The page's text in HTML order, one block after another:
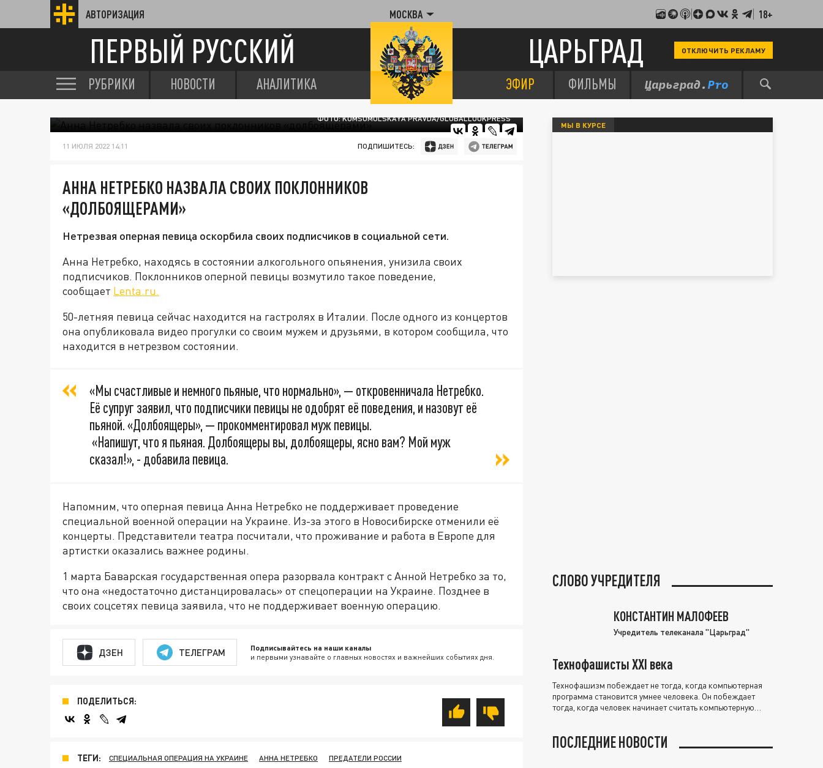
АВТОРИЗАЦИЯ МОСКВА 18+
ПЕРВЫЙ РУССКИЙ ЦАРЬГРАД ОТКЛЮЧИТЬ РЕКЛАМУ
РУБРИКИ НОВОСТИ АНАЛИТИКА ЭФИР ФИЛЬМЫ
ФОТО: KOMSOMOLSKAYA PRAVDA/GLOBALLOOKPRESS
11 ИЮЛЯ 2022 14:11 ПОДПИШИТЕСЬ:
АННА НЕТРЕБКО НАЗВАЛА СВОИХ ПОКЛОННИКОВ
«ДОЛБОЯЩЕРАМИ»
Нетрезвая оперная певица оскорбила своих подписчиков в социальной сети.
Анна Нетребко, находясь в состоянии алкогольного опьянения, унизила своих
подписчиков. Поклонников оперной певицы возмутило такое поведение,
сообщает Lenta.ru.
50-летняя певица сейчас находится на гастролях в Италии. После одного из концертов
она опубликовала видео прогулки со своим мужем и друзьями, в котором сообщила, что
находится в нетрезвом состоянии.
«Мы счастливые и немного пьяные, что нормально», — откровенничала Нетребко.
Её супруг заявил, что подписчики певицы не одобрят её поведения, и назовут её
пьяной. «Долбоящеры», — прокомментировал муж певицы.
«Напишут, что я пьяная. Долбоящеры вы, долбоящеры, ясно вам? Мой муж
сказал!», - добавила певица.
Напомним, что оперная певица Анна Нетребко не поддерживает проведение
специальной военной операции на Украине. Из-за этого в Новосибирске отменили её
концерты. Представители театра посчитали, что проживание и работа в Европе для
артистки оказались важнее родины.
1 марта Баварская государственная опера разорвала контракт с Анной Нетребко за то,
что она «недостаточно дистанцировалась» от спецоперации на Украине. Позднее в
своих соцсетях певица заявила, что не поддерживает военную операцию.
ДЗЕН ТЕЛЕГРАМ Подписывайтесь на наши каналы
и первыми узнавайте о главных новостях и важнейших событиях дня.
ПОДЕЛИТЬСЯ:
ТЕГИ: СПЕЦИАЛЬНАЯ ОПЕРАЦИЯ НА УКРАИНЕ АННА НЕТРЕБКО ПРЕДАТЕЛИ РОССИИ
МЫ В КУРСЕ
СЛОВО УЧРЕДИТЕЛЯ
КОНСТАНТИН МАЛОФЕЕВ
Учредитель телеканала "Царьград"
Технофашисты XXI века
Технофашизм побеждает не тогда, когда компьютерная
программа становится умнее человека. Он побеждает
тогда, когда человек начинает считать компьютерную
ПОСЛЕДНИЕ НОВОСТИ